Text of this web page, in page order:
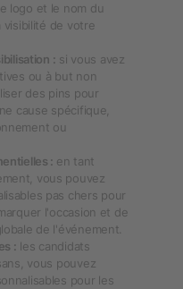
logo et le nom du
visibilité de votre
: si vous avez
ou à but non
des pins pour
cause spécifique,
ou
: en tant
vous pouvez
pas chers pour
l'occasion et de
de l'événement.
: les candidats
vous pouvez
pour les